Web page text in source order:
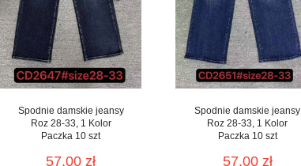
Spodnie damskie jeansy
Roz 28-33, 1 Kolor
Paczka 10 szt
57.00 zł
Spodnie damskie jeansy
Roz 28-33, 1 Kolor
Paczka 10 szt
57.00 zł